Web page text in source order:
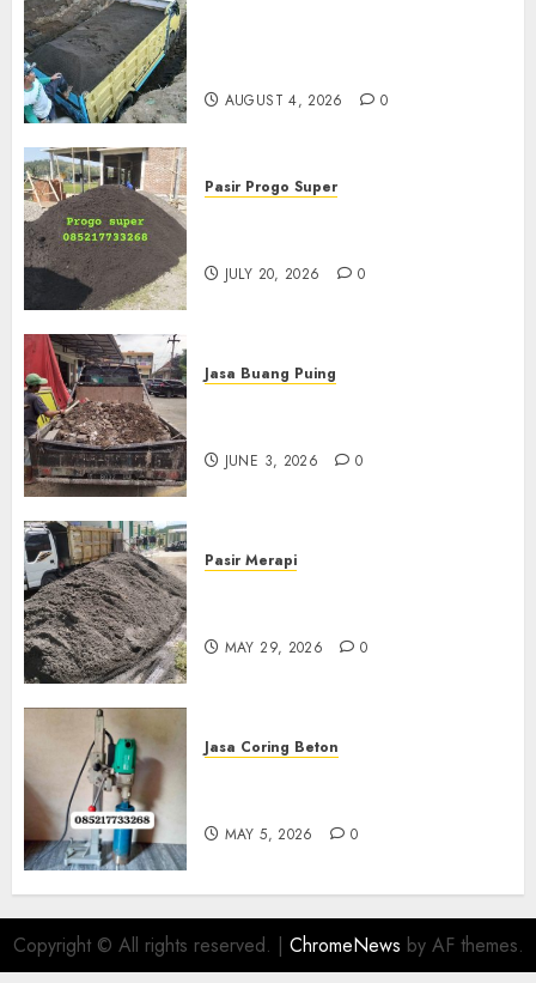
AUGUST 4, 2026 0
Pasir Progo Super
JULY 20, 2026 0
Jasa Buang Puing
JUNE 3, 2026 0
Pasir Merapi
MAY 29, 2026 0
Jasa Coring Beton
MAY 5, 2026 0
Copyright © All rights reserved. | ChromeNews by AF themes.